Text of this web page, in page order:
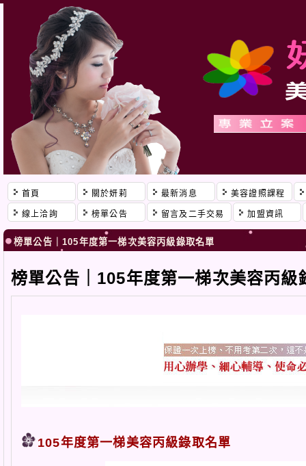
首頁 關於妍莉 最新消息 美容證照課程
線上洽詢 榜單公告 留言及二手交易 加盟資訊
榜單公告｜105年度第一梯次美容丙級錄取名單
榜單公告｜105年度第一梯次美容丙級
105年度第一梯美容丙級錄取名單